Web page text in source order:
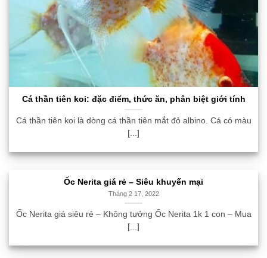
Cá thần tiên koi: đặc điểm, thức ăn, phân biệt giới tính
Cá thần tiên koi là dòng cá thần tiên mắt đỏ albino. Cá có màu
[...]
Ốc Nerita giá rẻ – Siêu khuyến mại
Tháng 2 17, 2022
Ốc Nerita giá siêu rẻ – Không tưởng Ốc Nerita 1k 1 con – Mua
[...]